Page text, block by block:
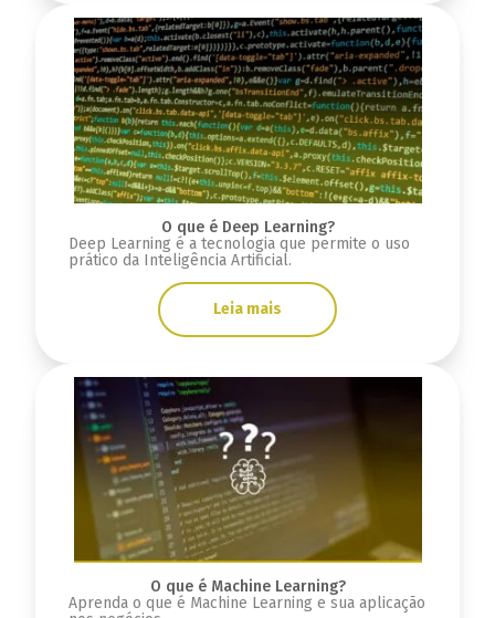
O que é Deep Learning?
Deep Learning é a tecnologia que permite o uso
prático da Inteligência Artificial.
Leia mais
O que é Machine Learning?
Aprenda o que é Machine Learning e sua aplicação